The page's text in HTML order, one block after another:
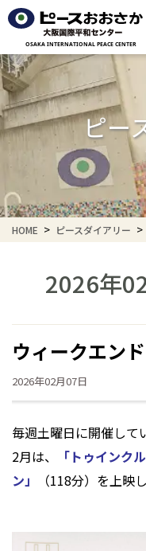
ピー
HOME ピースダイアリー
2026年
ウィークエン
2026年02月07日
毎週土曜日に開催して
2月は、
「トゥインク
ン」
（118分）を上映